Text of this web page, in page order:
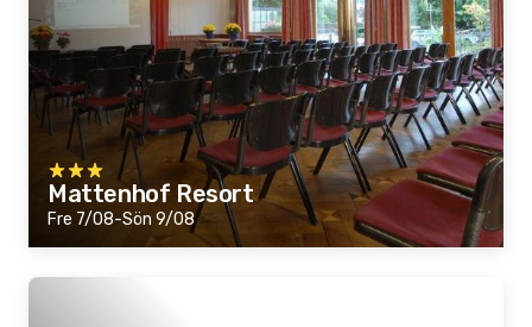
Mattenhof Resort
Fre 7/08-Sön 9/08